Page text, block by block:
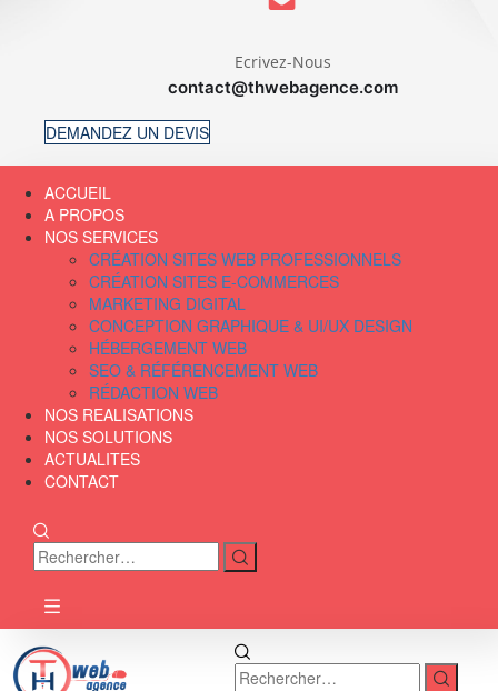
Ecrivez-Nous
contact@thwebagence.com
DEMANDEZ UN DEVIS
ACCUEIL
A PROPOS
NOS SERVICES
CRÉATION SITES WEB PROFESSIONNELS
CRÉATION SITES E-COMMERCES
MARKETING DIGITAL
CONCEPTION GRAPHIQUE & UI/UX DESIGN
HÉBERGEMENT WEB
SEO & RÉFÉRENCEMENT WEB
RÉDACTION WEB
NOS REALISATIONS
NOS SOLUTIONS
ACTUALITES
CONTACT